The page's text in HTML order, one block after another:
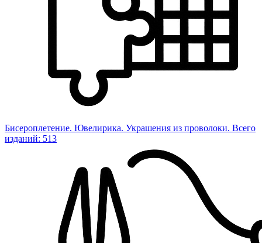
Бисероплетение. Ювелирика. Украшения из проволоки. Всего
изданий: 513